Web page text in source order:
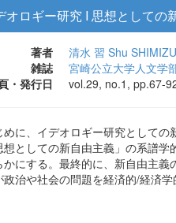
オロギー研究 I 思想としての
著者 清水 習 Shu SHIMIZU
雑誌
宮崎公立大学人文学
・発行日
vol.29, no.1, pp.67-
に、イデオロギー研究として
としての新自由主義」の系譜
かにする。最終的に、新自由主
治や社会の問題を経済的/経済